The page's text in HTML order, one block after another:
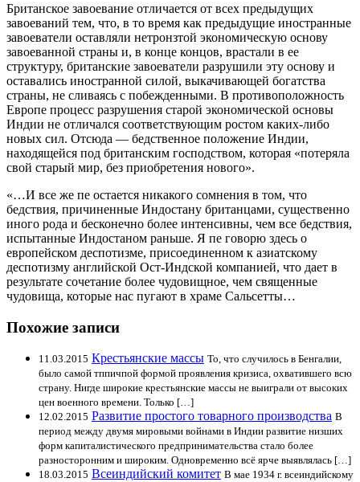
Британское завоевание отличается от всех предыдущих
завоеваний тем, что, в то время как предыдущие иностранные
завоеватели оставляли нетронзтой экономическую основу
завоеванной страны и, в конце концов, врастали в ее
структуру, британские завоеватели разрушили эту основу и
оставались иностранной силой, выкачивающей богатства
страны, не сливаясь с побежденными. В противоположность
Европе процесс разрушения старой экономической основы
Индии не отличался соответствующим ростом каких-либо
новых сил. Отсюда — бедственное положение Индии,
находящейся под британским господством, которая «потеряла
свой старый мир, без приобретения нового».
«…И все же пе остается никакого сомнения в том, что
бедствия, причиненные Индостану британцами, существенно
иного рода и бесконечно более интенсивны, чем все бедствия,
испытанные Индостаном раньше. Я пе говорю здесь о
европейском деспотизме, присоединенном к азиатскому
деспотизму английской Ост-Индской компанией, что дает в
результате сочетание более чудовищное, чем священные
чудовища, которые нас пугают в храме Сальсетты…
Похожие записи
11.03.2015 Крестьянские массы То, что случилось в Бенгалии,
было самой тппичпой формой проявления кризиса, охватившего всю
страну. Нигде широкие крестьянские массы не выиграли от высоких
цен военного времени. Только […]
12.02.2015 Развитие простого товарного производства В
период между двумя мировыми войнами в Индии развитие низших
форм капиталистического предпринимательства стало более
разносторонним и широким. Одновременно всё ярче выявлялась […]
18.03.2015 Всеиндийский комитет В мае 1934 г. всеиндийскому